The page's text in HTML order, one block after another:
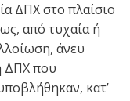
ΔΠΧ στο πλαίσιο
από τυχαία ή
άνευ
ΔΠΧ που
κατ’